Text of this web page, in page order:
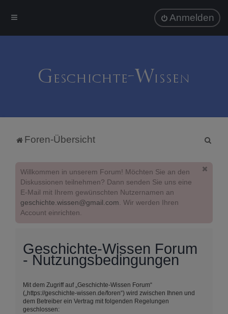
Anmelden
Foren-Übersicht
Willkommen in unserem Forum! Möchten Sie an den
Diskussionen teilnehmen? Dann senden Sie uns eine
E-Mail mit Ihrem gewünschten Nutzernamen an
geschichte.wissen@gmail.com. Wir werden Ihren
Account einrichten.
Geschichte-Wissen Forum
- Nutzungsbedingungen
Mit dem Zugriff auf „Geschichte-Wissen Forum“
(„https://geschichte-wissen.de/foren“) wird zwischen Ihnen und
dem Betreiber ein Vertrag mit folgenden Regelungen
geschlossen: